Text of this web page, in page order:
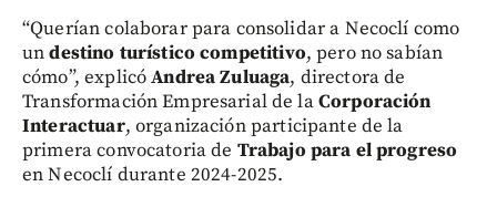
“Querían colaborar para consolidar a Necoclí como
undestino turístico competitivo, pero no sabían
cómo”, explicóAndrea Zuluaga, directora de
Transformación Empresarial de laCorporación
Interactuar, organización participante de la
primera convocatoria de Trabajo para el progreso
en Necoclí durante 2024-2025.